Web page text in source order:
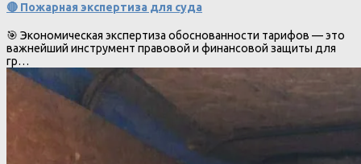
🔴 Пожарная экспертиза для суда
🎯 Экономическая экспертиза обоснованности тарифов — это
важнейший инструмент правовой и финансовой защиты для
гр…